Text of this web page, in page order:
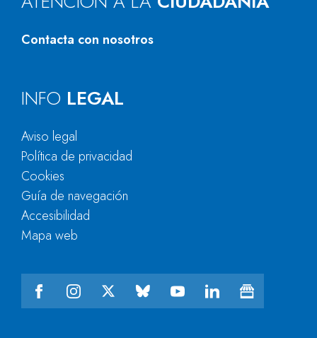
Contacta con nosotros
INFO LEGAL
Aviso legal
Política de privacidad
Cookies
Guía de navegación
Accesibilidad
Mapa web